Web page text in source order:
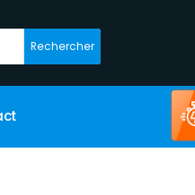
Rechercher